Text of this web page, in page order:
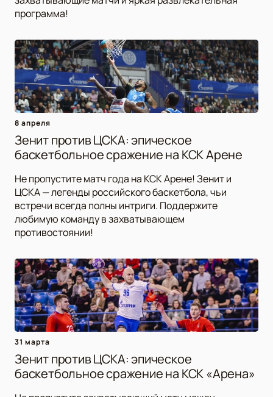
программа!
8 апреля
Зенит против ЦСКА: эпическое
баскетбольное сражение на КСК Арене
Не пропустите матч года на КСК Арене! Зенит и
ЦСКА — легенды российского баскетбола, чьи
встречи всегда полны интриги. Поддержите
любимую команду в захватывающем
противостоянии!
31 марта
Зенит против ЦСКА: эпическое
баскетбольное сражение на КСК «Арена»